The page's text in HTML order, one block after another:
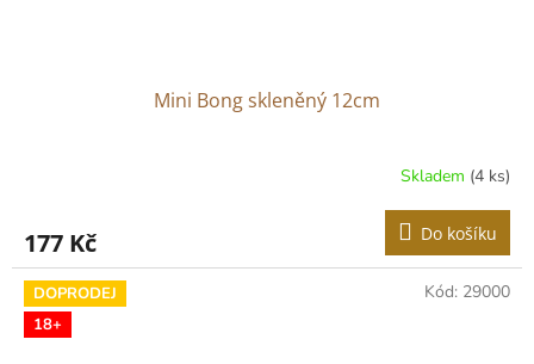
Mini Bong skleněný 12cm
Skladem (4 ks)
177 Kč Do košíku
DOPRODEJ
18+
Kód: 29000